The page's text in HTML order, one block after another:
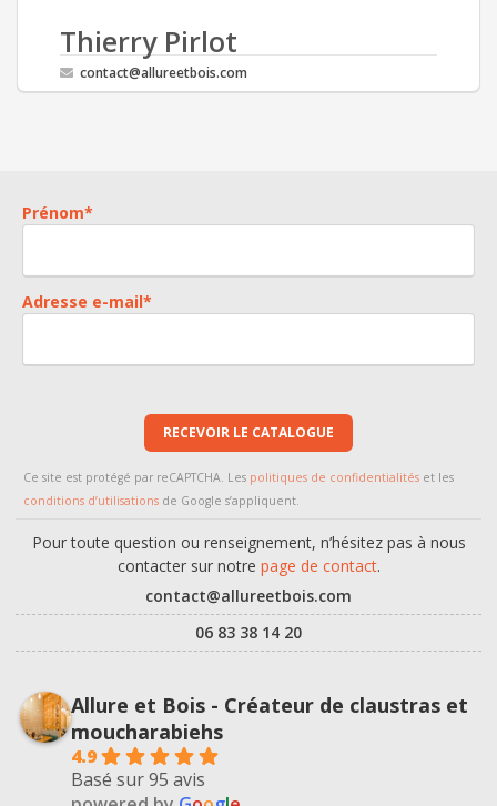
Thierry Pirlot
contact@allureetbois.com
Prénom*
Adresse e-mail*
RECEVOIR LE CATALOGUE
Ce site est protégé par reCAPTCHA. Les politiques de confidentialités et les
conditions d’utilisations de Google s’appliquent.
Pour toute question ou renseignement, n’hésitez pas à nous
contacter sur notre page de contact.
contact@allureetbois.com
06 83 38 14 20
Allure et Bois - Créateur de claustras et
moucharabiehs
4.9
Basé sur 95 avis